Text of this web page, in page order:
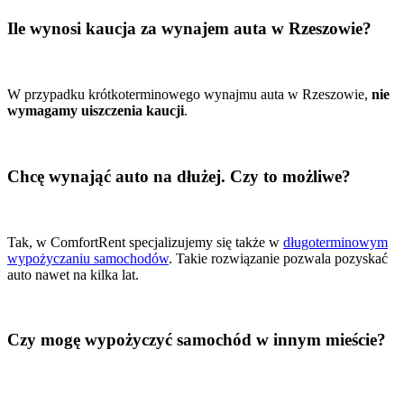
Ile wynosi kaucja za wynajem auta w Rzeszowie?
W przypadku krótkoterminowego wynajmu auta w Rzeszowie, nie
wymagamy uiszczenia kaucji.
Chcę wynająć auto na dłużej. Czy to możliwe?
Tak, w ComfortRent specjalizujemy się także w długoterminowym
wypożyczaniu samochodów. Takie rozwiązanie pozwala pozyskać
auto nawet na kilka lat.
Czy mogę wypożyczyć samochód w innym mieście?